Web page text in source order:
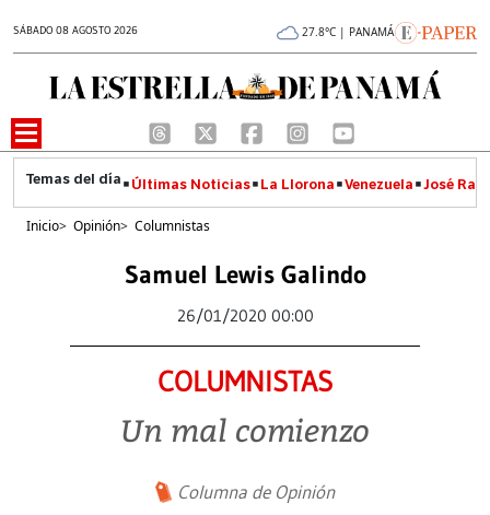
SÁBADO 08 AGOSTO 2026 27.8°C | PANAMÁ
Últimas Noticias La Llorona Venezuela José
Inicio> Opinión> Columnistas
Samuel Lewis Galindo
26/01/2020 00:00
COLUMNISTAS
Un mal comienzo
Columna de Opinión